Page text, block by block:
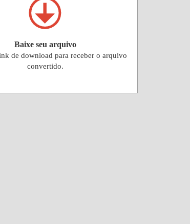
Baixe seu arquivo
de download para receber o arquivo
convertido.